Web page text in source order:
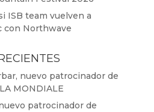
ISB team vuelven a
con Northwave
nuevo patrocinador de
MONDIALE
patrocinador de